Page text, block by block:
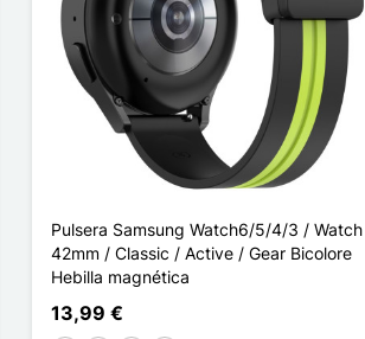
Pulsera Samsung Watch6/5/4/3 / Watch
42mm / Classic / Active / Gear Bicolore
Hebilla magnética
13,99 €